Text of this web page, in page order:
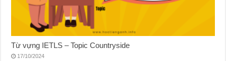
Từ vựng IETLS – Topic Countryside
17/10/2024